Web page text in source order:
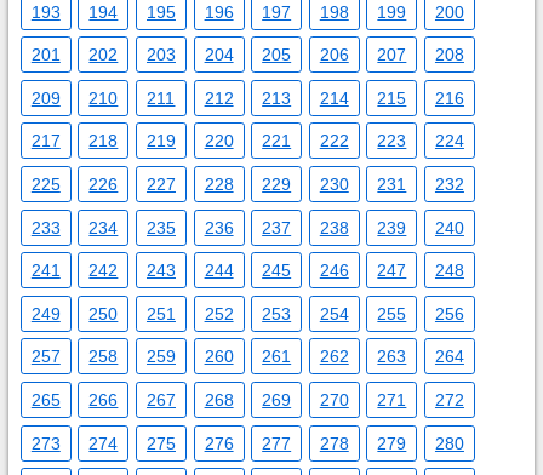
193 194 195 196 197 198 199 200
201 202 203 204 205 206 207 208
209 210 211 212 213 214 215 216
217 218 219 220 221 222 223 224
225 226 227 228 229 230 231 232
233 234 235 236 237 238 239 240
241 242 243 244 245 246 247 248
249 250 251 252 253 254 255 256
257 258 259 260 261 262 263 264
265 266 267 268 269 270 271 272
273 274 275 276 277 278 279 280